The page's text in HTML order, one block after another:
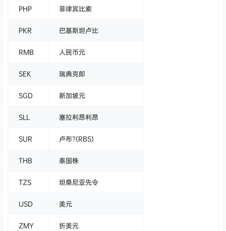
PHP 菲律宾比索
PKR 巴基斯坦卢比
RMB 人民币元
SEK 瑞典克郎
SGD 新加坡元
SLL 塞拉利昂利昂
SUR 卢布?(RBS)
THB 泰国株
TZS 坦桑尼亚先令
USD 美元
ZMY 折美元